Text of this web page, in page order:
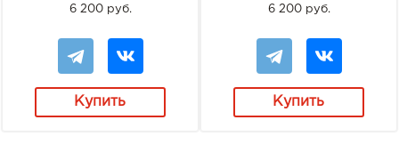
6 200 руб.
Купить
6 200 руб.
Купить